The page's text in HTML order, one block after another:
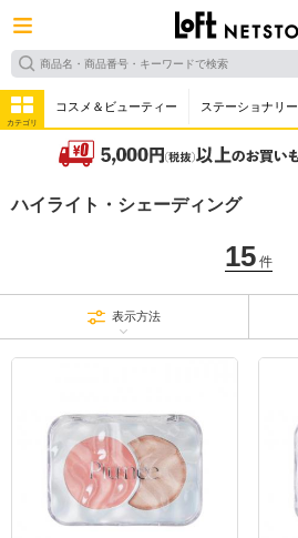
カテゴリ
コスメ＆ビューティー ステーショナリー
ハイライト・シェーディング
15件
表示方法